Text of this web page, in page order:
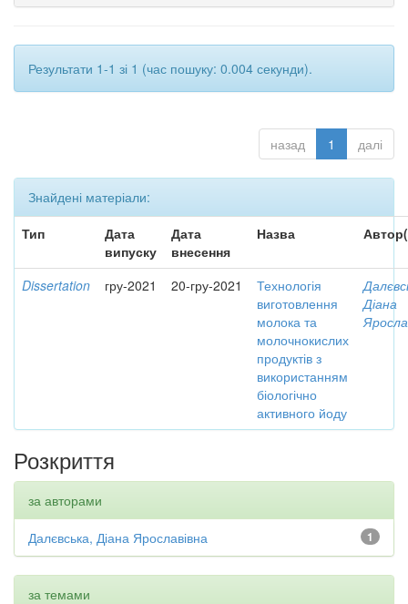
Результати 1-1 зі 1 (час пошуку: 0.004 секунди).
назад 1 далі
Знайдені матеріали:
Тип
Дата
випуску
Дата
внесення
Назва
Dissertation гру-2021 20-гру-2021
Технологія
виготовлення
молока та
молочнокислих
продуктів з
використанням
біологічно
активного йоду
Діана
Розкриття
за авторами
1
Далєвська, Діана Ярославівна
за темами